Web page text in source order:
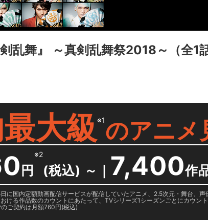
乱舞』 ～真剣乱舞祭2018～ （全1
大級 ※1のアニメ
円
※2
(税込) ～ ｜ 7,400作
に国内定額動画配信サービスが配信していたアニメ、2.5次元・舞台、
ける作品数のカウントにあたって、TVシリーズ1シーズンごとにカウント
ご契約は月額760円(税込)